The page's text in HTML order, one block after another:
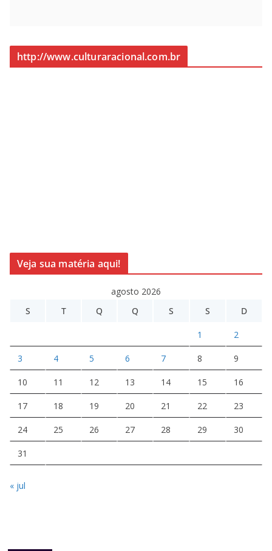
http://www.culturaracional.com.br
Veja sua matéria aqui!
agosto 2026
S
T Q Q S S D
1 2
3 4 5 6 7 8 9
10 11 12 13 14 15 16
17 18 19 20 21 22 23
24 25 26 27 28 29 30
31
« jul